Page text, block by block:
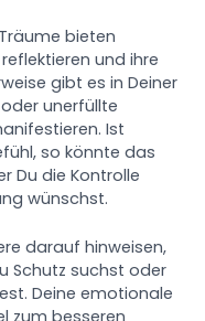
bieten
und ihre
gibt es in Deiner
unerfüllte
Ist
so könnte das
Du die Kontrolle
wünschst.
darauf hinweisen,
Schutz suchst oder
Deine emotionale